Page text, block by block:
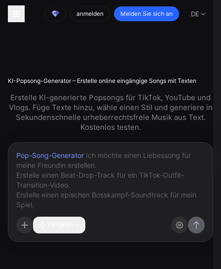
anmelden Melden Sie sich an DE
KI-Popsong-Generator – Erstelle online eingängige Songs mit Texten
Erstelle KI-generierte Popsongs für TikTok, YouTube und
Vlogs. Füge Texte hinzu, wähle einen Stil und generiere in
Sekundenschnelle urheberrechtsfreie Musik aus Text.
Kostenlos testen.
Pop-Song-Generator